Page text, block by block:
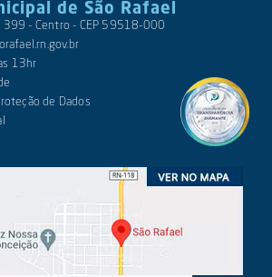
de São Rafael
399 - Centro - CEP 59518-000
13hr
de Dados